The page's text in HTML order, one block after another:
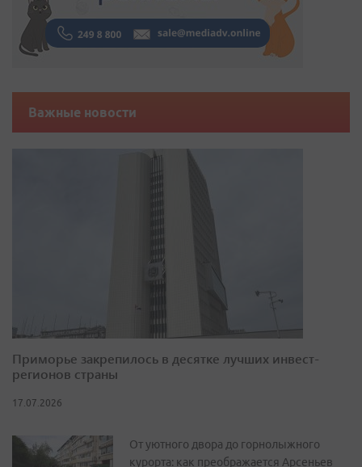
Важные новости
Приморье закрепилось в десятке лучших инвест-
регионов страны
17.07.2026
От уютного двора до горнолыжного
курорта: как преображается Арсеньев